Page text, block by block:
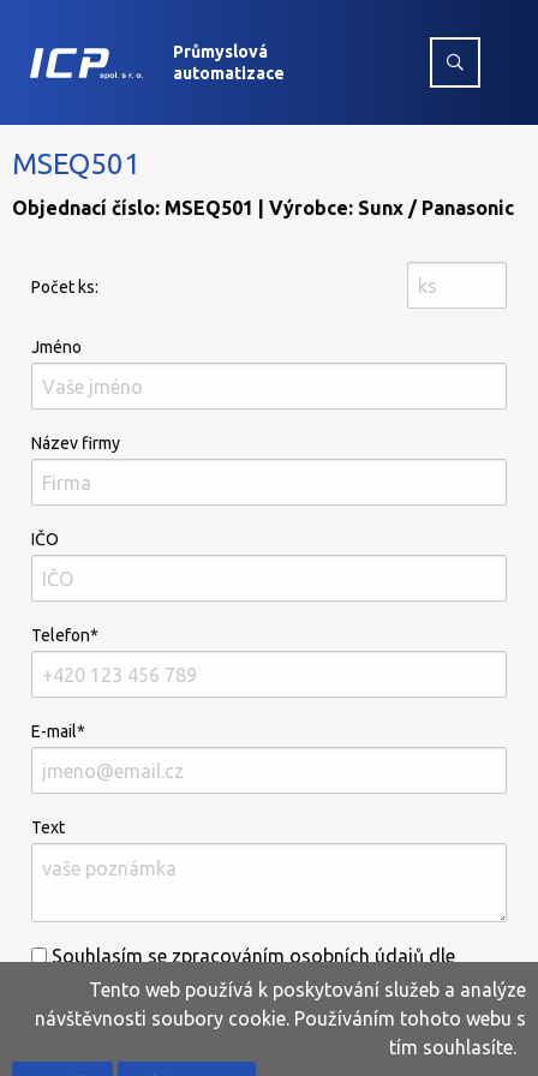
Průmyslová
automatizace
MSEQ501
Objednací číslo: MSEQ501 | Výrobce: Sunx / Panasonic
Počet ks:
Jméno
Název firmy
IČO
Telefon*
E-mail*
Text
Souhlasím se zpracováním osobních údajů dle
informací uvedenýchzde.*
Tento web používá k poskytování služeb a analýze
návštěvnosti soubory cookie. Používáním tohoto webu s
tím souhlasíte.